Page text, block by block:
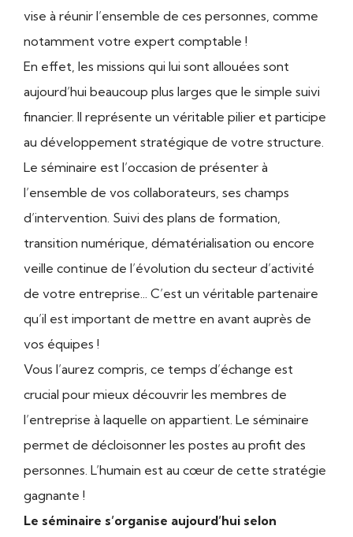
vise à réunir l’ensemble de ces personnes, comme
notamment votre expert comptable !
En effet, les missions qui lui sont allouées sont
aujourd’hui beaucoup plus larges que le simple suivi
financier. Il représente un véritable pilier et participe
au développement stratégique de votre structure.
Le séminaire est l’occasion de présenter à
l’ensemble de vos collaborateurs, ses champs
d’intervention. Suivi des plans de formation,
transition numérique, dématérialisation ou encore
veille continue de l’évolution du secteur d’activité
de votre entreprise... C’est un véritable partenaire
qu’il est important de mettre en avant auprès de
vos équipes !
Vous l’aurez compris, ce temps d’échange est
crucial pour mieux découvrir les membres de
l’entreprise à laquelle on appartient. Le séminaire
permet de décloisonner les postes au profit des
personnes. L’humain est au cœur de cette stratégie
gagnante !
Le séminaire s’organise aujourd’hui selon